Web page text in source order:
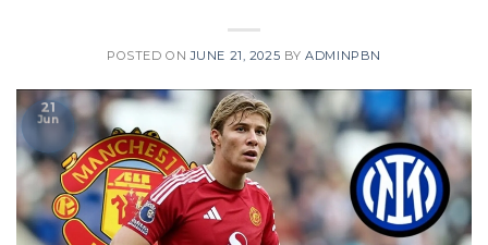
POSTED ONJUNE 21, 2025 BYADMINPBN
21
Jun